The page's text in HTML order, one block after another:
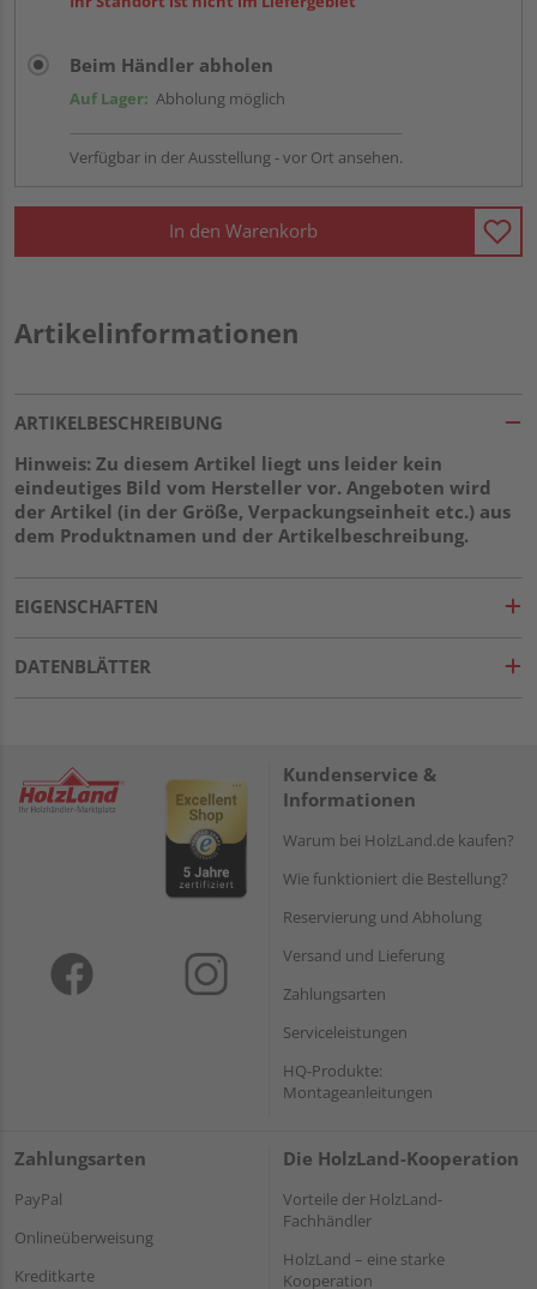
Beim Händler abholen
Auf Lager: Abholung möglich
Verfügbar in der Ausstellung - vor Ort ansehen.
In den Warenkorb
Artikelinformationen
ARTIKELBESCHREIBUNG
Hinweis: Zu diesem Artikel liegt uns leider kein
eindeutiges Bild vom Hersteller vor. Angeboten wird
der Artikel (in der Größe, Verpackungseinheit etc.) aus
dem Produktnamen und der Artikelbeschreibung.
EIGENSCHAFTEN
DATENBLÄTTER
Kundenservice &
Informationen
Warum bei HolzLand.de kaufen?
Wie funktioniert die Bestellung?
Reservierung und Abholung
Versand und Lieferung
Zahlungsarten
Serviceleistungen
HQ-Produkte:
Montageanleitungen
Zahlungsarten
PayPal
Onlineüberweisung
Kreditkarte
Die HolzLand-Kooperation
Vorteile der HolzLand-
Fachhändler
HolzLand – eine starke
Kooperation